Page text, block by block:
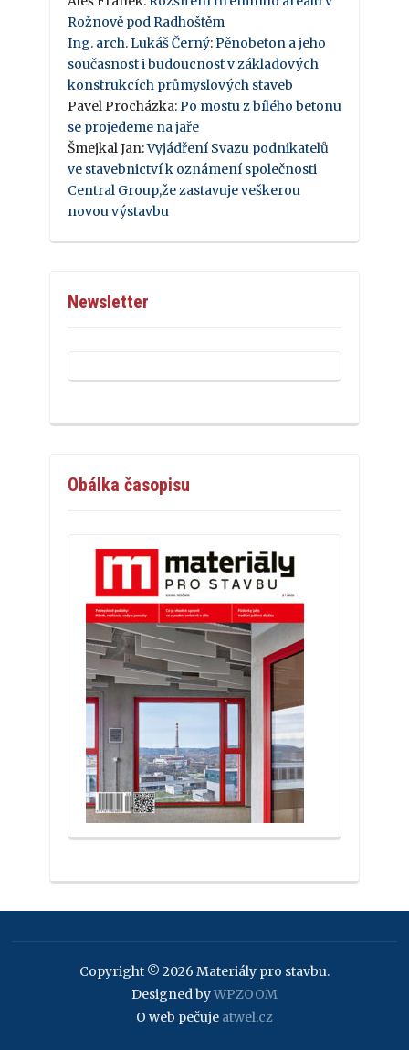
Rožnově pod Radhoštěm
Ing. arch. Lukáš Černý: Pěnobeton a jeho
současnost i budoucnost v základových
konstrukcích průmyslových staveb
Pavel Procházka: Po mostu z bílého betonu
se projedeme na jaře
Šmejkal Jan:Vyjádření Svazu podnikatelů
ve stavebnictví k oznámení společnosti
Central Group,že zastavuje veškerou
novou výstavbu
Newsletter
Obálka časopisu
Copyright © 2026 Materiály pro stavbu.
Designed byWPZOOM
O web pečuje atwel.cz